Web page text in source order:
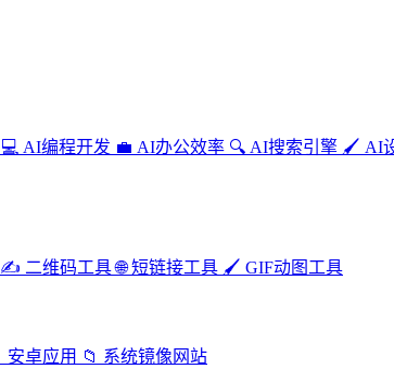
💻 AI编程开发 💼 AI办公效率 🔍 AI搜索引擎 🖌️ AI
✍️ 二维码工具 🌐 短链接工具 🖌️ GIF动图工具
安卓应用 📁 系统镜像网站